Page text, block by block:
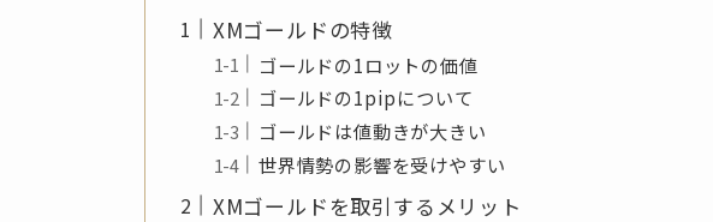
XMゴールドの特徴
ゴールドの1ロットの価値
ゴールドの1pipについて
ゴールドは値動きが大きい
世界情勢の影響を受けやすい
XMゴールドを取引するメリット